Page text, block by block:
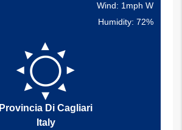
Wind: 1mph W
Humidity: 72%
Provincia Di Cagliari
Italy